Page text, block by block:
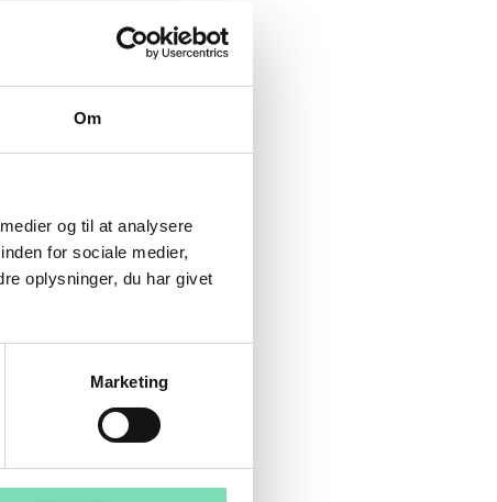
Om
og til at analysere
for sociale medier,
oplysninger, du har givet
Marketing